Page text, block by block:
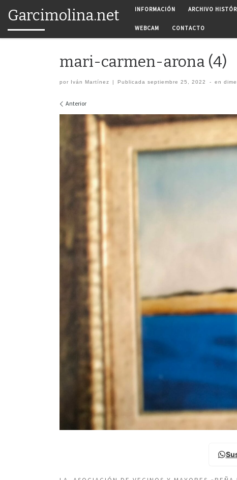
Saltar al contenido
Garcimolina.net INFORMACIÓN ARCHIVO
WEBCAM CONTACTO
mari-carmen-arona (4)
por Iván Martínez | Publicadaseptiembre 25, 2022 - en
Navegación de imágenes
Anterior